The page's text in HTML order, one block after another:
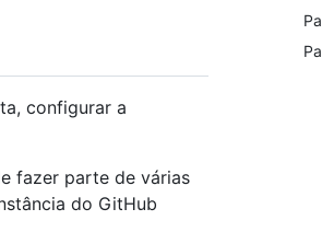
configurar a
fazer parte de várias
do GitHub